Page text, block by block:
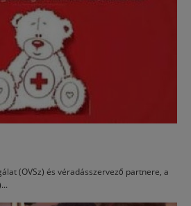
(OVSz) és véradásszervező partnere, a